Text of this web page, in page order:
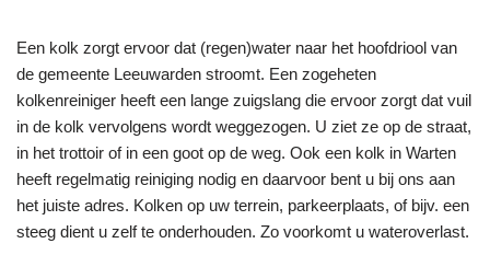
Een kolk zorgt ervoor dat (regen)water naar het hoofdriool van
de gemeente Leeuwarden stroomt. Een zogeheten
kolkenreiniger heeft een lange zuigslang die ervoor zorgt dat vuil
in de kolk vervolgens wordt weggezogen. U ziet ze op de straat,
in het trottoir of in een goot op de weg. Ook een kolk in Warten
heeft regelmatig reiniging nodig en daarvoor bent u bij ons aan
het juiste adres. Kolken op uw terrein, parkeerplaats, of bijv. een
steeg dient u zelf te onderhouden. Zo voorkomt u wateroverlast.